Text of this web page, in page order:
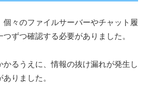
個々のファイルサーバーやチャット履
ずつ確認する必要がありました。
かるうえに、情報の抜け漏れが発生し
りました。